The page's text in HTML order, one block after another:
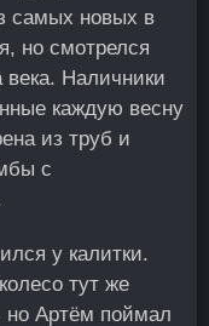
самых новых в
но смотрелся
Наличники
каждую весну
из труб и
с
у калитки.
тут же
но Артём поймал